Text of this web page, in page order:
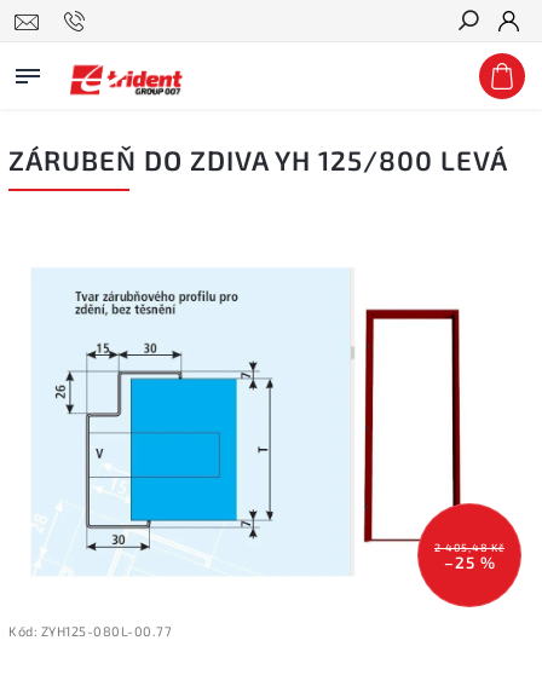
Hledat
ZÁRUBEŇ DO ZDIVA YH 125/800 LEVÁ
2 405,48 Kč
–25 %
Kód: ZYH125-080L-00.77